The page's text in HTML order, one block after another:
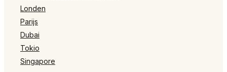
Londen
Parijs
Dubai
Tokio
Singapore